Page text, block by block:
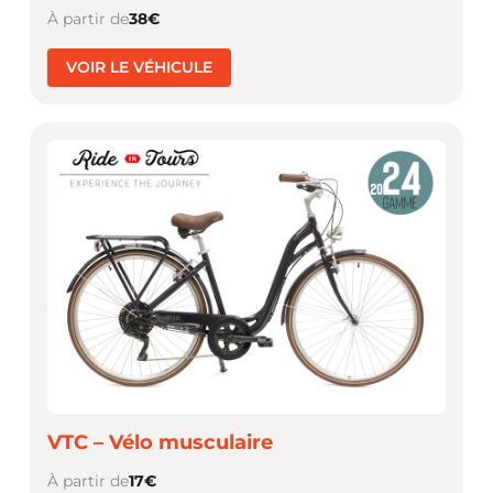
À partir de38€
VOIR LE VÉHICULE
VTC – Vélo musculaire
À partir de17€